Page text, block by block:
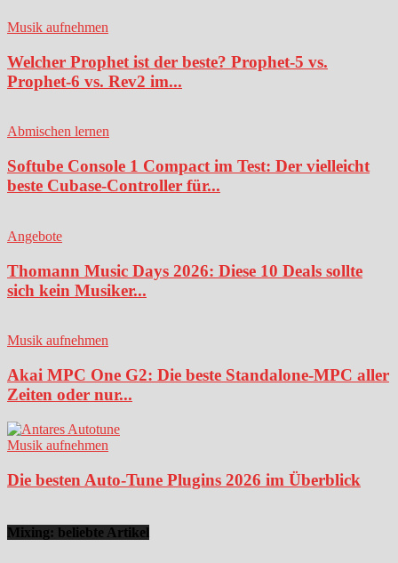
Musik aufnehmen
Welcher Prophet ist der beste? Prophet-5 vs.
Prophet-6 vs. Rev2 im...
Abmischen lernen
Softube Console 1 Compact im Test: Der vielleicht
beste Cubase-Controller für...
Angebote
Thomann Music Days 2026: Diese 10 Deals sollte
sich kein Musiker...
Musik aufnehmen
Akai MPC One G2: Die beste Standalone-MPC aller
Zeiten oder nur...
Musik aufnehmen
Die besten Auto-Tune Plugins 2026 im Überblick
Mixing: beliebte Artikel